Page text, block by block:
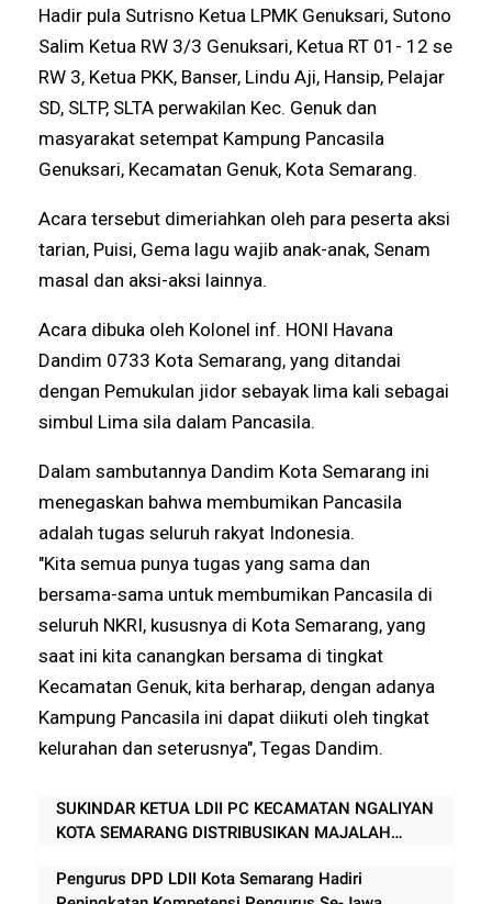
Hadir pula Sutrisno Ketua LPMK Genuksari, Sutono
Salim Ketua RW 3/3 Genuksari, Ketua RT 01- 12 se
RW 3, Ketua PKK, Banser, Lindu Aji, Hansip, Pelajar
SD, SLTP, SLTA perwakilan Kec. Genuk dan
masyarakat setempat Kampung Pancasila
Genuksari, Kecamatan Genuk, Kota Semarang.
Acara tersebut dimeriahkan oleh para peserta aksi
tarian, Puisi, Gema lagu wajib anak-anak, Senam
masal dan aksi-aksi lainnya.
Acara dibuka oleh Kolonel inf. HONI Havana
Dandim 0733 Kota Semarang, yang ditandai
dengan Pemukulan jidor sebayak lima kali sebagai
simbul Lima sila dalam Pancasila.
Dalam sambutannya Dandim Kota Semarang ini
menegaskan bahwa membumikan Pancasila
adalah tugas seluruh rakyat Indonesia.
"Kita semua punya tugas yang sama dan
bersama-sama untuk membumikan Pancasila di
seluruh NKRI, kususnya di Kota Semarang, yang
saat ini kita canangkan bersama di tingkat
Kecamatan Genuk, kita berharap, dengan adanya
Kampung Pancasila ini dapat diikuti oleh tingkat
kelurahan dan seterusnya", Tegas Dandim.
SUKINDAR KETUA LDII PC KECAMATAN NGALIYAN
KOTA SEMARANG DISTRIBUSIKAN MAJALAH
Pengurus DPD LDII Kota Semarang Hadiri